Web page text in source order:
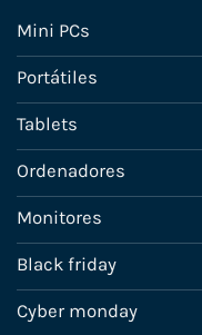
Mini PCs
Portátiles
Tablets
Ordenadores
Monitores
Black friday
Cyber monday